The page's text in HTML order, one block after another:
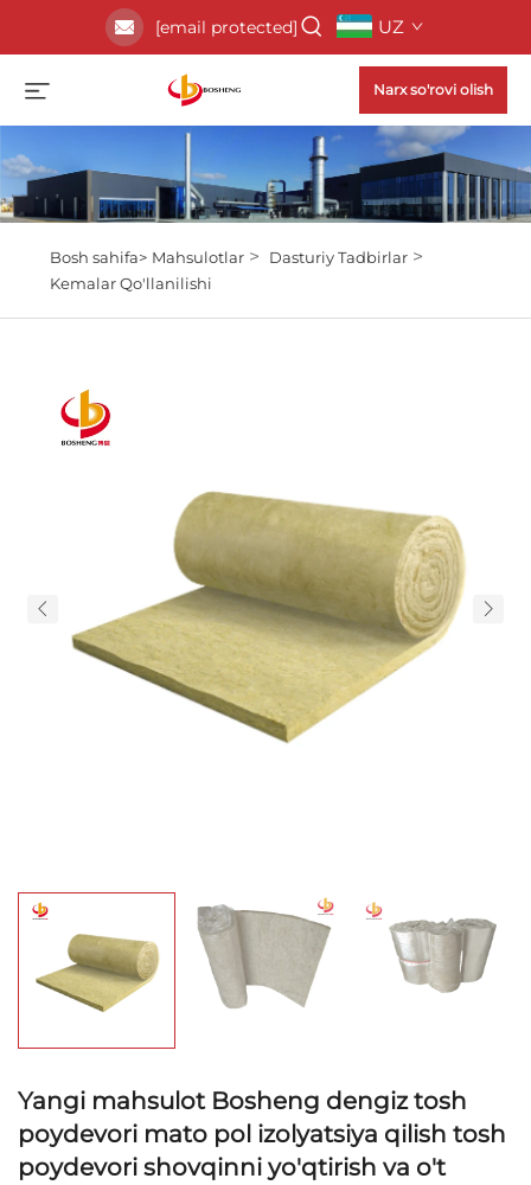
[email protected] UZ
Narx so'rovi olish
Bosh sahifa> Mahsulotlar> Dasturiy Tadbirlar>
Kemalar Qo'llanilishi
Yangi mahsulot Bosheng dengiz tosh
poydevori mato pol izolyatsiya qilish tosh
poydevori shovqinni yo'qtirish va o't